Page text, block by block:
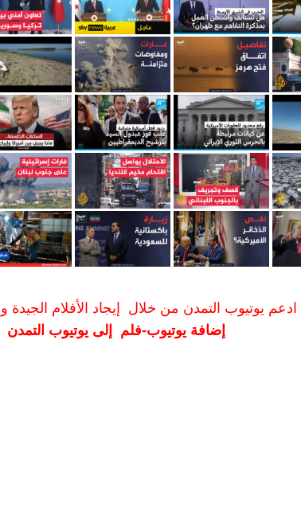
ادعم يوتيوب التمدن من خلال إيجاد الأفلام الجيدة
إضافة يوتيوب-فلم إلى يوتيوب التمدن